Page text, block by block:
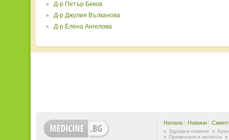
Д-р Петър Беков
Д-р Джулия Вълканова
Д-р Елена Ангелова
Начало Новини
Здравни новини
Превенция и хигиена